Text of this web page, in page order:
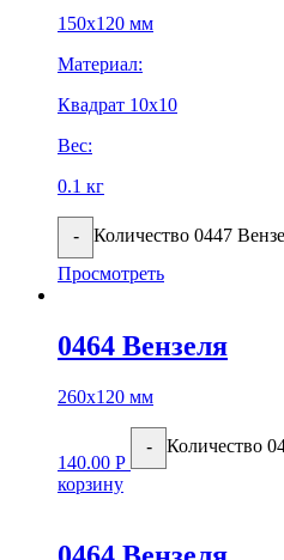
150х120 мм
Материал:
Квадрат 10х10
Вес:
0.1 кг
- Количество 0447
Просмотреть
0464 Вензеля
260х120 мм
140.00 Р
- Количество
корзину